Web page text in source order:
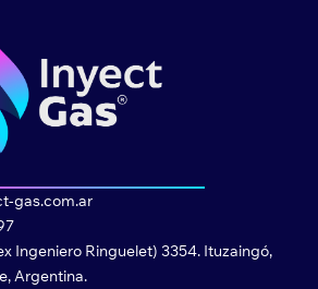
gas.com.ar
Ingeniero Ringuelet) 3354. Ituzaingó,
Argentina.